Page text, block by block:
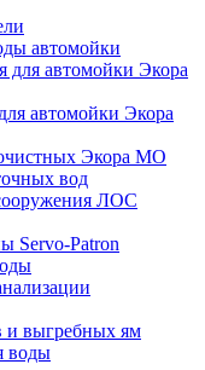
автомойки
для автомойки Экора
автомойки Экора
Экора МО
вод
ЛОС
Servo-Patron
и выгребных ям
воды